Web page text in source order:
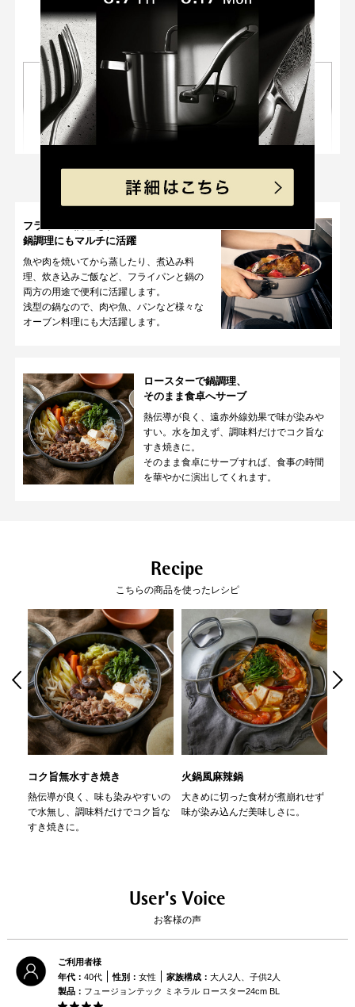
01
高い遠赤外線効果
が高く、加熱効果が良いので、食
材の色、香り、風味が損なわれに
す。
02
高い熱伝導率
加熱ができます。蓄熱性も高いの
で食材の旨みを逃しません。
03
食材の美味しさ引き出す
無水調理
密閉性が高いので、食材本来の栄
養・旨みをそのまま味わえる無水
調理ができます。
04
調理の様子が見える
ガラス蓋
調理中も中が見えるので、仕上が
りが分かりやすく失敗しにくいで
す。（強化ガラス製）
※「フュージョンテック ミネラル フ
滑らかな表面
ガラスの様に滑らかだからこびり
つきにくく、汚れが簡単に落ちま
す。
一般的な鋳物ホーロー鍋に比べ
30%以上も軽量。
負担がないから毎日の料理が楽し
めます。
03
とにかく丈夫
くく丈夫。食器洗浄機も安心して
使えます。
※マルチポットの耐熱温度は80℃、ソ
冷蔵庫での保管ができる
続きを見る
例えばこんな使い方
フライパン調理も、
鍋調理にもマルチに活躍
魚や肉を焼いてから蒸したり、煮込み料
理、炊き込みご飯など、フライパンと鍋の
両方の用途で便利に活躍します。
浅型の鍋なので、肉や魚、パンなど様々な
オーブン料理にも大活躍します。
ロースターで鍋調理、
そのまま食卓へサーブ
熱伝導が良く、遠赤外線効果で味が染みや
すい。水を加えず、調味料だけでコク旨な
すき焼きに。
そのまま食卓にサーブすれば、食事の時間
を華やかに演出してくれます。
Recipe
こちらの商品を使ったレシピ
コク旨無水すき焼き
熱伝導が良く、味も染みやすいの
で水無し、調味料だけでコク旨な
すき焼きに。
火鍋風麻辣鍋
大きめに切った食材が煮崩れせず
味が染み込んだ美味しさに。
User's Voice
お客様の声
ご利用者様
年代： 40代 性別： 女性 家族構成： 大人2人、子供2人
製品： フュージョンテック ミネラル ロースター24cm BL